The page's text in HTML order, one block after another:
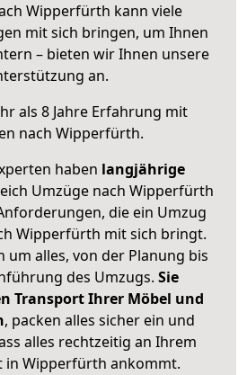
Wipperfürth kann viele
mit sich bringen, um Ihnen
– bieten wir Ihnen unsere
an.
als 8 Jahre Erfahrung mit
nach Wipperfürth.
haben langjährige
Umzüge nach Wipperfürth
die ein Umzug
Wipperfürth mit sich bringt.
um alles, von der Planung bis
des Umzugs. Sie
Transport Ihrer Möbel und
, packen alles sicher ein und
alles rechtzeitig an Ihrem
in Wipperfürth ankommt.